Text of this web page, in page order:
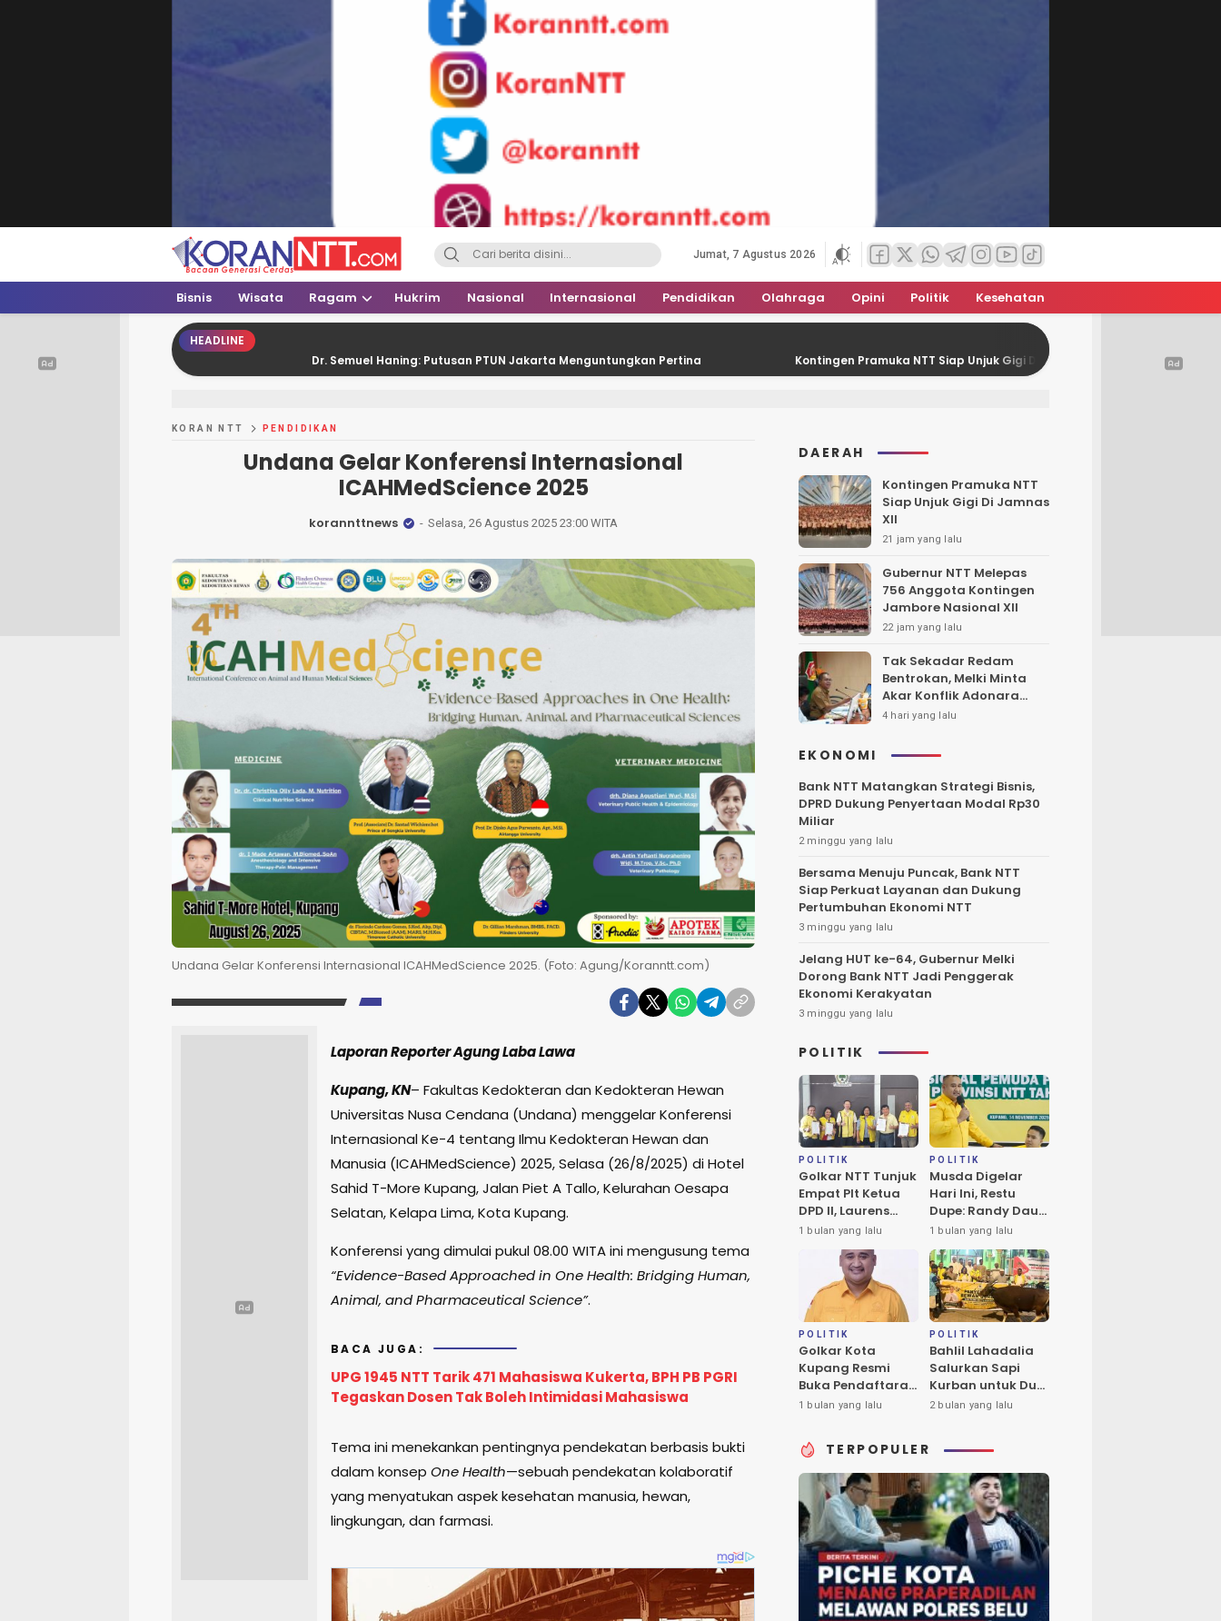
Koran NTT
Bacaan Generasi Cerdas
Jumat, 7 Agustus 2026
Bisnis Wisata Ragam Hukrim Nasional Internasional Pendidikan Olahraga Opini Politik Kesehatan
HEADLINE
Dr. Semuel Haning: Putusan PTUN Jakarta Menguntungkan Pertina
Kontingen Pramuka NTT Siap Unjuk Gigi Di Jamnas XII Gubernur NTT
KORAN NTT PENDIDIKAN
Undana Gelar Konferensi Internasional
ICAHMedScience 2025
korannttnews Selasa, 26 Agustus 2025 23:00 WITA
Undana Gelar Konferensi Internasional ICAHMedScience 2025. (Foto: Agung/Koranntt.com)
Laporan Reporter Agung Laba Lawa
Kupang, KN– Fakultas Kedokteran dan Kedokteran Hewan
Universitas Nusa Cendana (Undana) menggelar Konferensi
Internasional Ke-4 tentang Ilmu Kedokteran Hewan dan
Manusia (ICAHMedScience) 2025, Selasa (26/8/2025) di Hotel
Sahid T-More Kupang, Jalan Piet A Tallo, Kelurahan Oesapa
Selatan, Kelapa Lima, Kota Kupang.
Konferensi yang dimulai pukul 08.00 WITA ini mengusung tema
“Evidence-Based Approached in One Health: Bridging Human,
Animal, and Pharmaceutical Science”.
BACA JUGA:
UPG 1945 NTT Tarik 471 Mahasiswa Kukerta, BPH PB PGRI
Tegaskan Dosen Tak Boleh Intimidasi Mahasiswa
Tema ini menekankan pentingnya pendekatan berbasis bukti
dalam konsep One Health—sebuah pendekatan kolaboratif
yang menyatukan aspek kesehatan manusia, hewan,
lingkungan, dan farmasi.
DAERAH
Kontingen Pramuka NTT
Siap Unjuk Gigi Di Jamnas
XII
21 jam yang lalu
Gubernur NTT Melepas
756 Anggota Kontingen
Jambore Nasional XII
22 jam yang lalu
Tak Sekadar Redam
Bentrokan, Melki Minta
Akar Konflik Adonara
Harus Diungkap dan
4 hari yang lalu
EKONOMI
Bank NTT Matangkan Strategi Bisnis,
DPRD Dukung Penyertaan Modal Rp30
Miliar
2 minggu yang lalu
Bersama Menuju Puncak, Bank NTT
Siap Perkuat Layanan dan Dukung
Pertumbuhan Ekonomi NTT
3 minggu yang lalu
Jelang HUT ke-64, Gubernur Melki
Dorong Bank NTT Jadi Penggerak
Ekonomi Kerakyatan
3 minggu yang lalu
POLITIK
POLITIK
Golkar NTT Tunjuk
Empat Plt Ketua
DPD II, Laurens
Leba Tukan Pimpin
Flores Timur
1 bulan yang lalu
POLITIK
Musda Digelar
Hari Ini, Restu
Dupe: Randy Daud
Calon Tunggal
Ketua DPD II
Golkar Kota
Kupang
1 bulan yang lalu
POLITIK
Golkar Kota
Kupang Resmi
Buka Pendaftaran
Calon Ketua DPD
1 bulan yang lalu
POLITIK
Bahlil Lahadalia
Salurkan Sapi
Kurban untuk Dua
Masjid di Kota
2 bulan yang lalu
TERPOPULER